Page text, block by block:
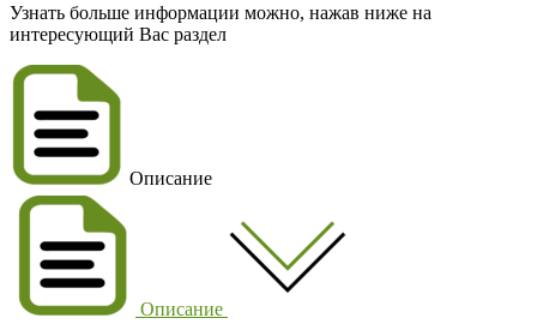
Узнать больше информации можно, нажав ниже на
интересующий Вас раздел
Описание
Описание